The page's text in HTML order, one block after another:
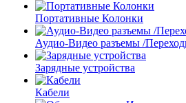
Портативные Колонки
Аудио-Видео разъемы /
Зарядные устройства
Кабели